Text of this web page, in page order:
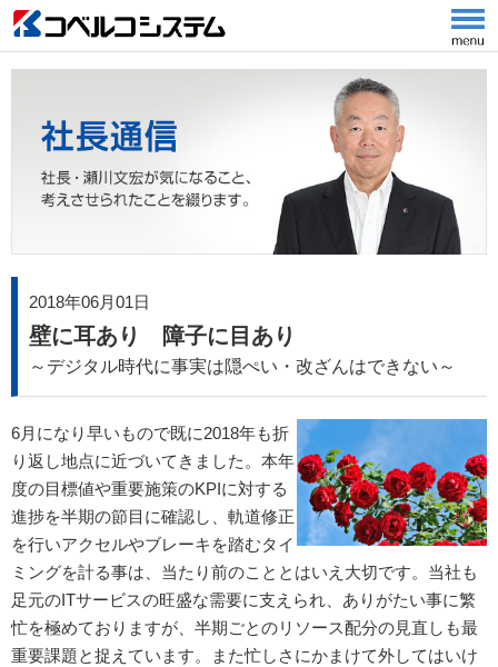
2018年06月01日
壁に耳あり 障子に目あり
～デジタル時代に事実は隠ぺい・改ざんはできない～
6月になり早いもので既に2018年も折
り返し地点に近づいてきました。本年
度の目標値や重要施策のKPIに対する
進捗を半期の節目に確認し、軌道修正
を行いアクセルやブレーキを踏むタイ
ミングを計る事は、当たり前のこととはいえ大切です。当社も
足元のITサービスの旺盛な需要に支えられ、ありがたい事に繁
忙を極めておりますが、半期ごとのリソース配分の見直しも最
重要課題と捉えています。また忙しさにかまけて外してはいけ